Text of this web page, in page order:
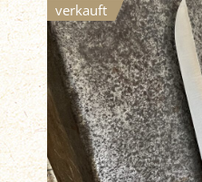
verkauft